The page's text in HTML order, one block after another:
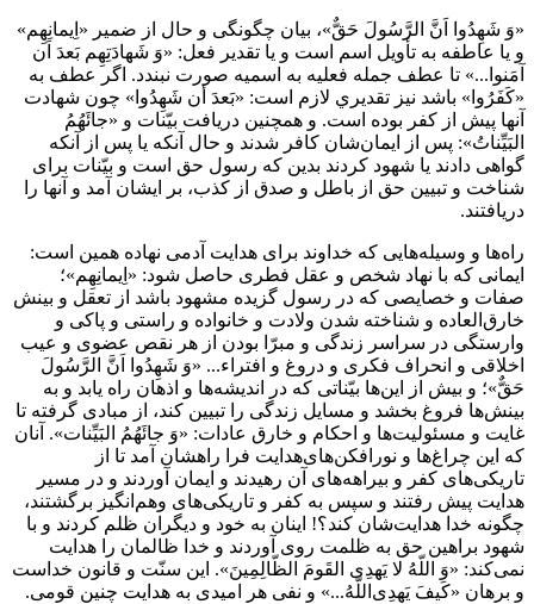
«وَ شَهِدُوا اَنَّ الرَّسُولَ حَقٌّ»، بيان چگونگى و حال از ضمير «اِيمانِهِم»
و يا عاطفه به تأويل اسم است و يا تقدير فعل: «وَ شَهادَتِهِم بَعدَ اَن
آمَنوا...» تا عطف جمله فعليه به اسميه صورت نبندد. اگر عطف به
«كَفَرُوا» باشد نيز تقديري ‌لازم است: «بَعدَ أن شَهِدُوا» چون شهادت
آنها پيش از كفر بوده است. و همچنين دريافت بيّنات و «جائَهُمُ
البَيِّناتُ»: پس از ايمان‌شان كافر شدند و حال آنكه يا پس از آنكه
گواهى دادند يا شهود كردند بدين كه رسول حق است و بيّنات براى
شناخت و تبيين حق از باطل و صدق از كذب، بر ايشان آمد و آنها را
دريافتند.
راه‌ها و وسيله‌هايى كه خداوند براى هدايت آدمى نهاده همين است:
ايمانى كه با نهاد شخص و عقل فطرى حاصل شود: «اِيمانِهِم»؛
صفات و خصايصى كه در رسول گزيده مشهود باشد از تعقل و بينش
خارق‌العاده و شناخته شدن ولادت و خانواده و راستى و پاكى و
وارستگى در سراسر زندگى و مبرّا بودن از هر نقص عضوى و عيب
اخلاقى و انحراف فكرى و دروغ و افتراء... «وَ شَهِدُوا اَنَّ الرَّسُولَ
حَقٌّ»؛ و بيش از اين‌ها بيّناتى كه در انديشه‌ها و اذهان راه يابد و به
بينش‌ها فروغ بخشد و مسايل زندگى را تبيين كند، از مبادى گرفته تا
غايت و مسئوليت‌ها و احكام و خارق عادات: «وَ جائَهُمُ البَيِّنات». آنان
كه اين چراغ‌ها و نورافكن‌هاى‌هدايت فرا راهشان آمد تا از
تاريكى‌هاى كفر و بيراهه‌هاى آن رهيدند و ايمان آوردند و در مسير
هدايت پيش رفتند و سپس به كفر و تاريكى‌هاى وهم‌انگيز برگشتند،
چگونه خدا هدايت‌شان كند؟! اينان به خود و ديگران ظلم كردند و با
شهود براهين حق به ظلمت روى آوردند و خدا ظالمان را هدايت
نمى‌كند: «وَ اللّهُ لا يَهدِى القَومَ الظّالِمِينَ». اين سنّت و قانون خداست
و برهان «كَيفَ يَهدِى‌اللّهُ...» و نفى هر اميدى به هدايت چنين قومى.